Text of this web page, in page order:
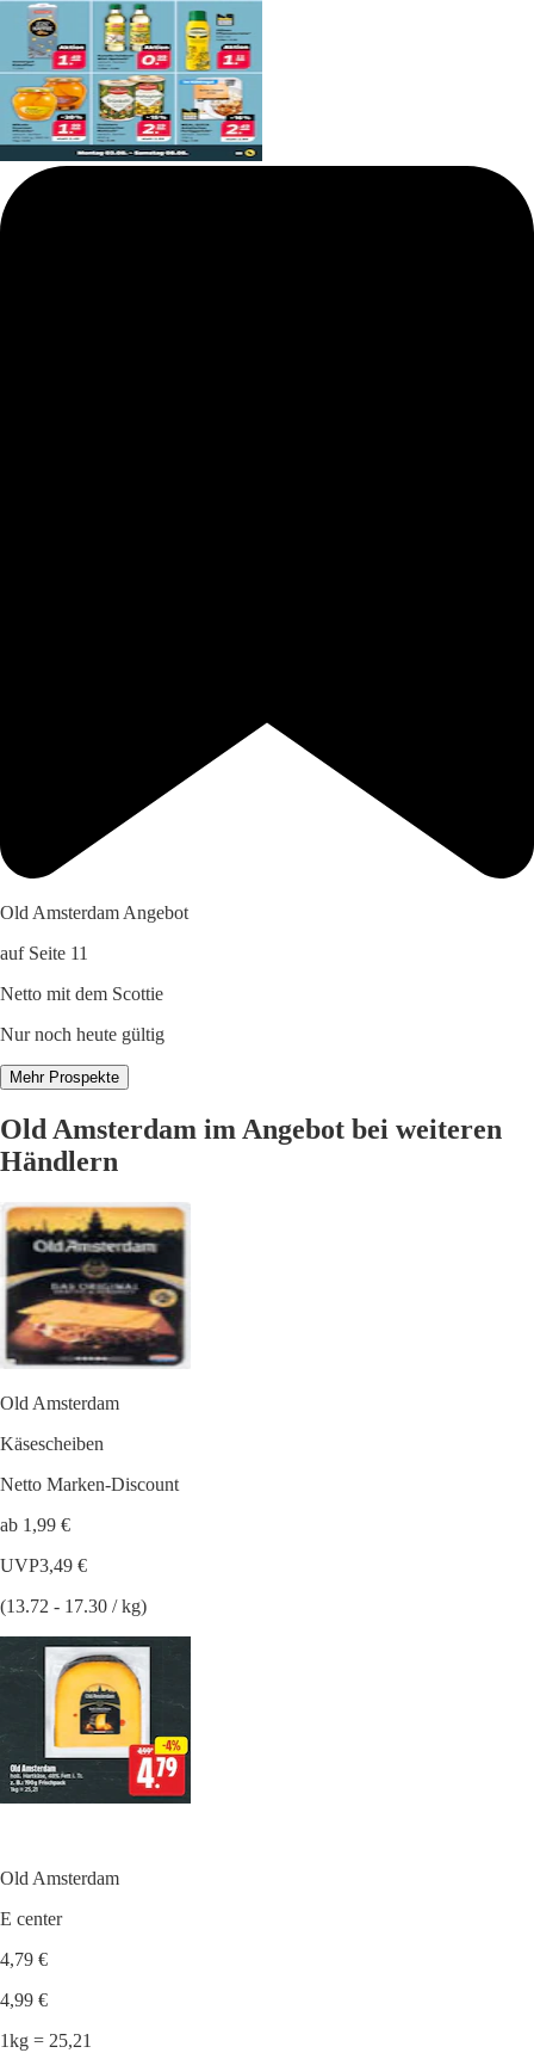
Old Amsterdam Angebot
auf Seite 11
Netto mit dem Scottie
Nur noch heute gültig
Mehr Prospekte
Old Amsterdam im Angebot bei weiteren
Händlern
Old Amsterdam
Käsescheiben
Netto Marken-Discount
ab 1,99 €
UVP3,49 €
(13.72 - 17.30 / kg)
Old Amsterdam
E center
4,79 €
4,99 €
1kg = 25,21